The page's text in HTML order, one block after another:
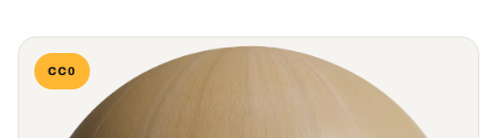
CC0